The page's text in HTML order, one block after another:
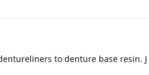
to denture base resin.